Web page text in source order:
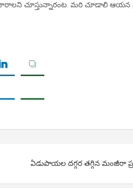
మారాలని చూస్తున్నారంట. మరి చూడాలి ఆయన
ఏడుపాయల దగ్గర తగ్గిన మంజీరా